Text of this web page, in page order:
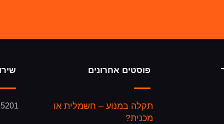
פוסטים אחרונים
תקלה במנוע – חשמלית או
מכנית?